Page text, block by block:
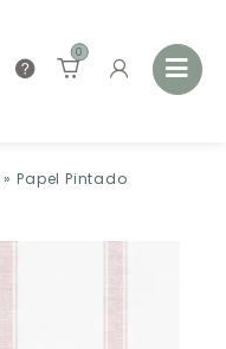
0
»Papel Pintado